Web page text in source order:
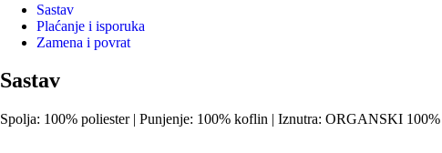
Sastav
Plaćanje i isporuka
Zamena i povrat
Sastav
Spolja: 100% poliester | Punjenje: 100% koflin | Iznutra: ORGANSKI